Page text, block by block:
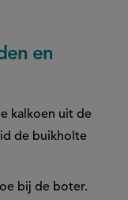
en
kalkoen uit de
de buikholte
bij de boter.